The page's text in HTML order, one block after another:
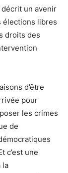
un avenir
élections libres
droits des
d’être
pour
les crimes
de
c’est une
la